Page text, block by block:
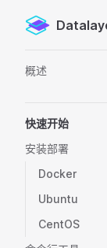
Skip to content
概述
快速开始
安装部署
Docker
Ubuntu
CentOS